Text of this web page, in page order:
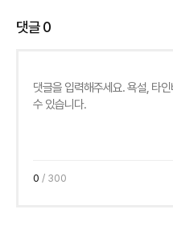
댓글0
0 / 300